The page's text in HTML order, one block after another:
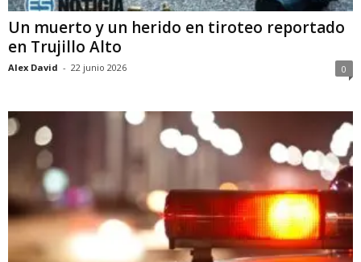
Un muerto y un herido en tiroteo reportado
en Trujillo Alto
Alex David - 22 junio 2026 0